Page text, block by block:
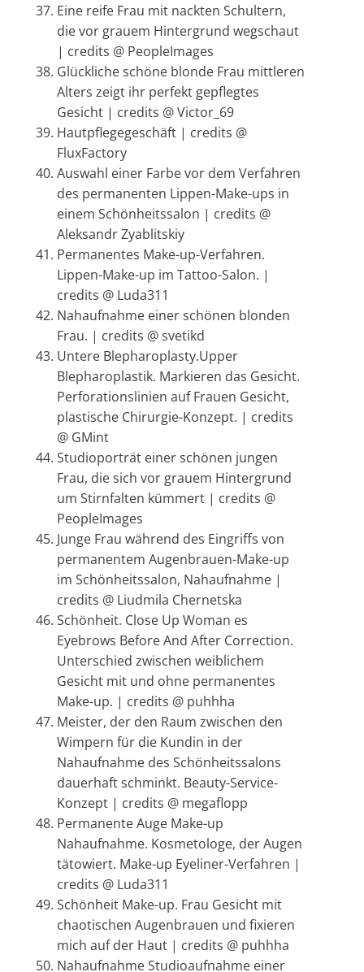
Eine reife Frau mit nackten Schultern,
die vor grauem Hintergrund wegschaut
| credits @ PeopleImages
Glückliche schöne blonde Frau mittleren
Alters zeigt ihr perfekt gepflegtes
Gesicht | credits @ Victor_69
Hautpflegegeschäft | credits @
FluxFactory
Auswahl einer Farbe vor dem Verfahren
des permanenten Lippen-Make-ups in
einem Schönheitssalon | credits @
Aleksandr Zyablitskiy
Permanentes Make-up-Verfahren.
Lippen-Make-up im Tattoo-Salon. |
credits @ Luda311
Nahaufnahme einer schönen blonden
Frau. | credits @ svetikd
Untere Blepharoplasty.Upper
Blepharoplastik. Markieren das Gesicht.
Perforationslinien auf Frauen Gesicht,
plastische Chirurgie-Konzept. | credits
@ GMint
Studioporträt einer schönen jungen
Frau, die sich vor grauem Hintergrund
um Stirnfalten kümmert | credits @
PeopleImages
Junge Frau während des Eingriffs von
permanentem Augenbrauen-Make-up
im Schönheitssalon, Nahaufnahme |
credits @ Liudmila Chernetska
Schönheit. Close Up Woman es
Eyebrows Before And After Correction.
Unterschied zwischen weiblichem
Gesicht mit und ohne permanentes
Make-up. | credits @ puhhha
Meister, der den Raum zwischen den
Wimpern für die Kundin in der
Nahaufnahme des Schönheitssalons
dauerhaft schminkt. Beauty-Service-
Konzept | credits @ megaflopp
Permanente Auge Make-up
Nahaufnahme. Kosmetologe, der Augen
tätowiert. Make-up Eyeliner-Verfahren |
credits @ Luda311
Schönheit Make-up. Frau Gesicht mit
chaotischen Augenbrauen und fixieren
mich auf der Haut | credits @ puhhha
Nahaufnahme Studioaufnahme einer